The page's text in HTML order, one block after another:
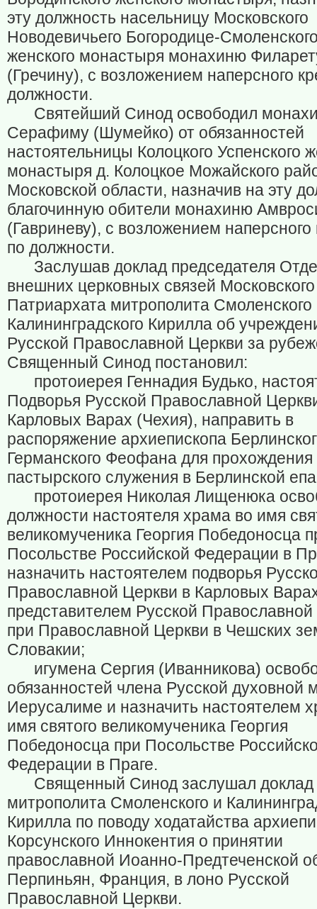
эту должность насельницу Московского
Новодевичьего Богородице-
женского монастыря монахиню
(Гречину), с возложением наперсного
должности.
Святейший Синод освободил
Серафиму (Шумейко) от обязанностей
настоятельницы Колоцкого Успенского
монастыря д. Колоцкое Можайского
Московской области, назначив на эту
благочинную обители монахиню
(Гавриневу), с возложением наперсного
по должности.
Заслушав доклад председателя
внешних церковных связей Московского
Патриархата митрополита Смоленского
Калининградского Кирилла об
Русской Православной Церкви за
Священный Синод постановил:
протоиерея Геннадия Будько,
Подворья Русской Православной
Карловых Варах (Чехия), направить в
распоряжение архиепископа
Германского Феофана для прохождения
пастырского служения в Берлинской
протоиерея Николая Лищенюка
должности настоятеля храма во имя
великомученика Георгия Победоносца
Посольстве Российской Федерации в
назначить настоятелем подворья
Православной Церкви в Карловых
представителем Русской
при Православной Церкви в Чешских
Словакии;
игумена Сергия (Иванникова)
обязанностей члена Русской духовной
Иерусалиме и назначить настоятелем
имя святого великомученика Георгия
Победоносца при Посольстве
Федерации в Праге.
Священный Синод заслушал доклад
митрополита Смоленского и
Кирилла по поводу ходатайства
Корсунского Иннокентия о принятии
православной Иоанно-Предтеченской
Перпиньян, Франция, в лоно Русской
Православной Церкви.